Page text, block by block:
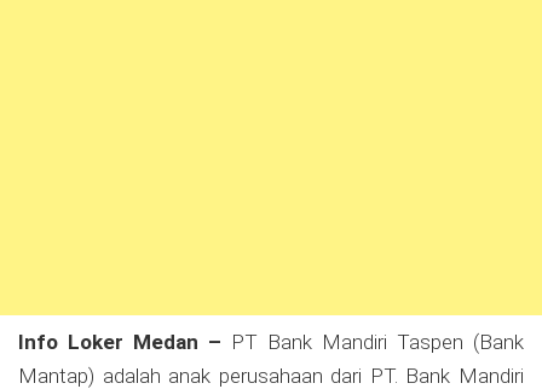
Info Loker Medan – PT Bank Mandiri Taspen (Bank
Mantap) adalah anak perusahaan dari PT. Bank Mandiri